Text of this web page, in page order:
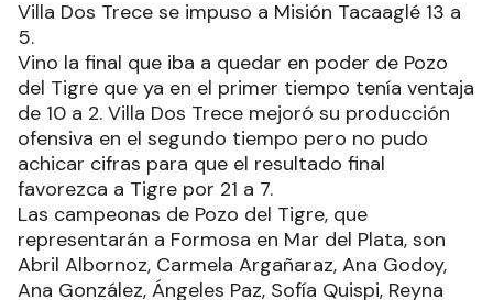
Villa Dos Trece se impuso a Misión Tacaaglé 13 a
5.
Vino la final que iba a quedar en poder de Pozo
del Tigre que ya en el primer tiempo tenía ventaja
de 10 a 2. Villa Dos Trece mejoró su producción
ofensiva en el segundo tiempo pero no pudo
achicar cifras para que el resultado final
favorezca a Tigre por 21 a 7.
Las campeonas de Pozo del Tigre, que
representarán a Formosa en Mar del Plata, son
Abril Albornoz, Carmela Argañaraz, Ana Godoy,
Ana González, Ángeles Paz, Sofía Quispi, Reyna